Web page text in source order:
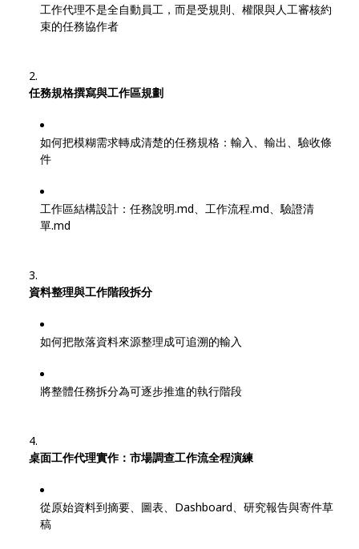
工作代理不是全自動員工，而是受規則、權限與人工審核約
束的任務協作者
任務規格撰寫與工作區規劃
如何把模糊需求轉成清楚的任務規格：輸入、輸出、驗收條
件
工作區結構設計：任務說明.md、工作流程.md、驗證清
單.md
資料整理與工作階段拆分
如何把散落資料來源整理成可追溯的輸入
將整體任務拆分為可逐步推進的執行階段
桌面工作代理實作：市場調查工作流全程演練
從原始資料到摘要、圖表、Dashboard、研究報告與寄件草
稿